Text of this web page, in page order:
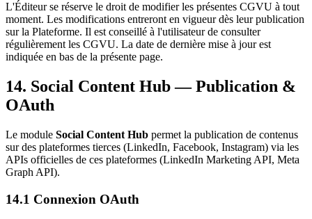
L'Éditeur se réserve le droit de modifier les présentes CGVU à tout
moment. Les modifications entreront en vigueur dès leur publication
sur la Plateforme. Il est conseillé à l'utilisateur de consulter
régulièrement les CGVU. La date de dernière mise à jour est
indiquée en bas de la présente page.
14. Social Content Hub — Publication &
OAuth
Le module Social Content Hub permet la publication de contenus
sur des plateformes tierces (LinkedIn, Facebook, Instagram) via les
APIs officielles de ces plateformes (LinkedIn Marketing API, Meta
Graph API).
14.1 Connexion OAuth